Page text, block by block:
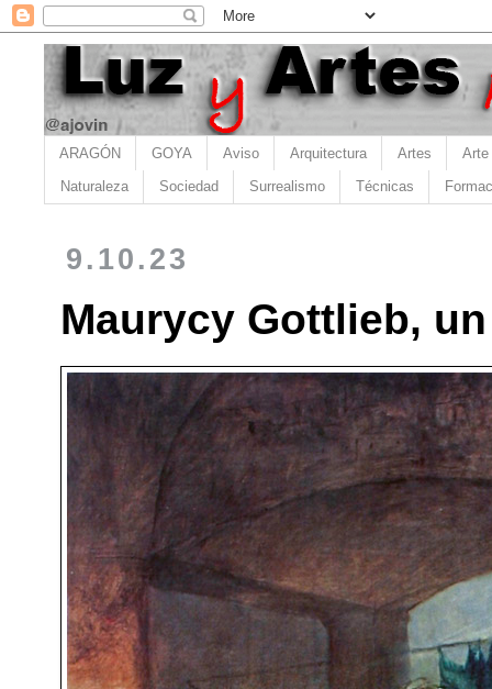
ARAGÓN GOYA Aviso Arquitectura Artes Arte
Naturaleza Sociedad Surrealismo Técnicas
9.10.23
Maurycy Gottlieb,